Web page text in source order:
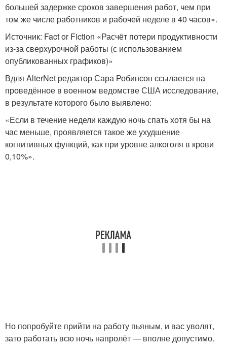
большей задержке сроков завершения работ, чем при
том же числе работников и рабочей неделе в 40 часов».
Источник: Fact or Fiction «Расчёт потери продуктивности
из-за сверхурочной работы (с использованием
опубликованных графиков)»
Вдля AlterNet редактор Сара Робинсон ссылается на
проведённое в военном ведомстве США исследование,
в результате которого было выявлено:
«Если в течение недели каждую ночь спать хотя бы на
час меньше, проявляется такое же ухудшение
когнитивных функций, как при уровне алкоголя в крови
0,10%».
Но попробуйте прийти на работу пьяным, и вас уволят,
зато работать всю ночь напролёт — вполне допустимо.